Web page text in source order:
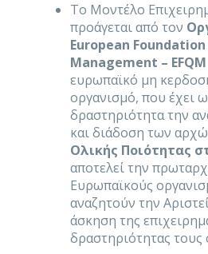
Το Μοντέλο
προάγεται από τον
European
Management – EFQM
ευρωπαϊκό μη
οργανισμό, που έχει
δραστηριότητα την
και διάδοση των
Ολικής Ποιότητας
αποτελεί την
Ευρωπαϊκούς
αναζητούν την
άσκηση της
δραστηριότητας τους